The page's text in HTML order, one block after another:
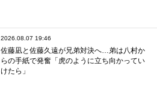
2026.08.07 19:46
佐藤凪と佐藤久遠が兄弟対決へ…弟は八村か
らの手紙で発奮「虎のように立ち向かってい
けたら」